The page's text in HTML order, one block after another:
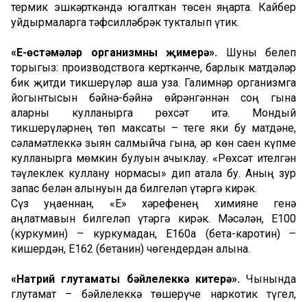
термик эшкәрткәндә югалткан төсен яңарта. Кайбер
уйдырмаларга тәфсилләбрәк тукталып үтик.
«Е-өстәмәләр организмны җимерә».
Шуны белеп
торыгыз: производствога керткәнче, барлык матдәләр
бик җитди тикшерүләр аша уза. Галимнәр организмга
йогынтысын бәйнә-бәйнә өйрәнгәннән соң гына
аларны кулланырга рөхсәт итә. Мондый
тикшерүләрнең төп максаты – теге яки бу матдәне,
сәламәтлеккә зыян салмыйча гына, һәр көн саен күпме
кулланырга мөмкин булуын ачыклау. «Рөхсәт ителгән
тәүлеклек куллану нормасы» дип атала бу. Аның зур
запас белән алынуын да билгеләп үтәргә кирәк.
Сүз уңаеннан, «Е» хәрефенең химияне генә
аңлатмавын билгеләп үтәргә кирәк. Мәсәлән, Е100
(куркумин) – куркумадан, Е160а (бета-каротин) –
кишердән, Е162 (бетанин) чөгендердән алына.
«Натрий глутаматы бәйлелеккә китерә».Чынында
глутамат – бәйлелеккә төшерүче наркотик түгел,